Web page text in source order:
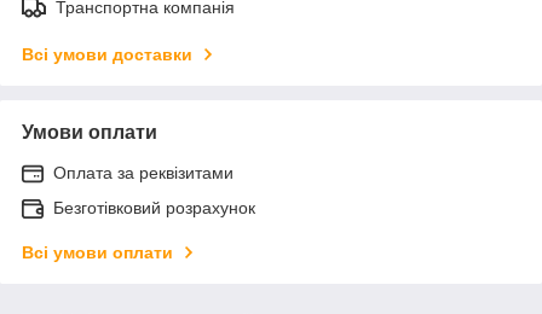
Транспортна компанія
Всі умови доставки
Умови оплати
Оплата за реквізитами
Безготівковий розрахунок
Всі умови оплати